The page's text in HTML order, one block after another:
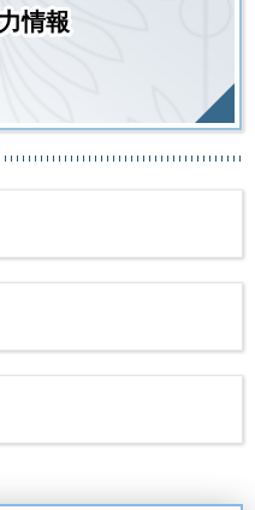
情報